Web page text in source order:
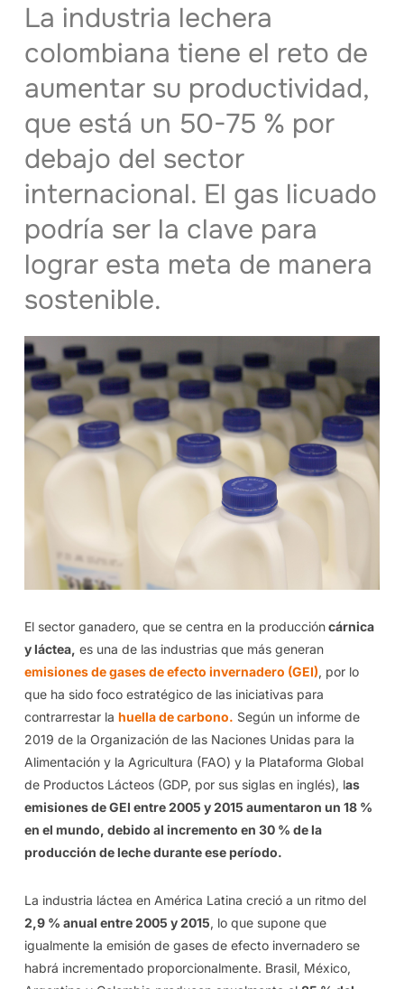
La industria lechera
colombiana tiene el reto de
aumentar su productividad,
que está un 50-75 % por
debajo del sector
internacional. El gas licuado
podría ser la clave para
lograr esta meta de manera
sostenible.
El sector ganadero, que se centra en la produccióncárnica
y láctea, es una de las industrias que más generan
emisiones de gases de efecto invernadero (GEI), por lo
que ha sido foco estratégico de las iniciativas para
contrarrestar la huella de carbono. Según un informe de
2019 de la Organización de las Naciones Unidas para la
Alimentación y la Agricultura (FAO) y la Plataforma Global
de Productos Lácteos (GDP, por sus siglas en inglés), las
emisiones de GEI entre 2005 y 2015 aumentaron un 18 %
en el mundo, debido al incremento en 30 % de la
producción de leche durante ese período.
La industria láctea en América Latina creció a un ritmo del
2,9 % anual entre 2005 y 2015, lo que supone que
igualmente la emisión de gases de efecto invernadero se
habrá incrementado proporcionalmente. Brasil, México,